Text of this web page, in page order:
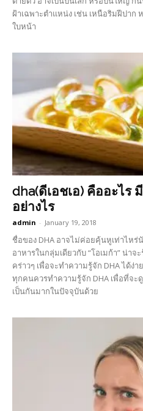
ฝ้าเฉพาะตำแหน่ง เช่น เหนือริมฝีปา
ใบหน้า
dha(ดีเอชเอ) คืออะไร
อย่างไร
admin - January 19, 2018
ชื่อของ DHA อาจไม่ค่อยคุ้นหูเท่าไหร่
อาหารในกลุ่มเดียวกับ “โอเมก้า” น่า
คร่าวๆ เพื่อจะทำความรู้จัก DHA ได้ง่
ทุกคนควรทำความรู้จัก DHA เพื่อที่จะ
เป็นกันมากในปัจจุบันด้วย